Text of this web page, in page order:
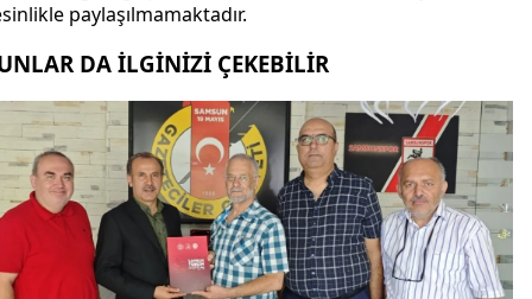
paylaşılmamaktadır.
DA İLGİNİZİ ÇEKEBİLİR